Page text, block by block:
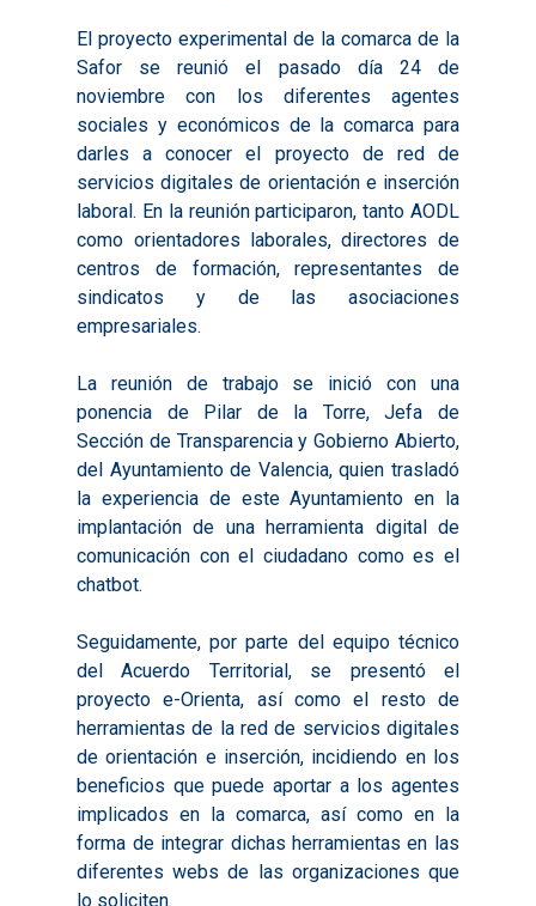
El proyecto experimental de la comarca de la
Safor se reunió el pasado día 24 de
noviembre con los diferentes agentes
sociales y económicos de la comarca para
darles a conocer el proyecto de red de
servicios digitales de orientación e inserción
laboral. En la reunión participaron, tanto AODL
como orientadores laborales, directores de
centros de formación, representantes de
sindicatos y de las asociaciones
empresariales.
La reunión de trabajo se inició con una
ponencia de Pilar de la Torre, Jefa de
Sección de Transparencia y Gobierno Abierto,
del Ayuntamiento de Valencia, quien trasladó
la experiencia de este Ayuntamiento en la
implantación de una herramienta digital de
comunicación con el ciudadano como es el
chatbot.
Seguidamente, por parte del equipo técnico
del Acuerdo Territorial, se presentó el
proyecto e-Orienta, así como el resto de
herramientas de la red de servicios digitales
de orientación e inserción, incidiendo en los
beneficios que puede aportar a los agentes
implicados en la comarca, así como en la
forma de integrar dichas herramientas en las
diferentes webs de las organizaciones que
lo soliciten.
Inicio
Presentación